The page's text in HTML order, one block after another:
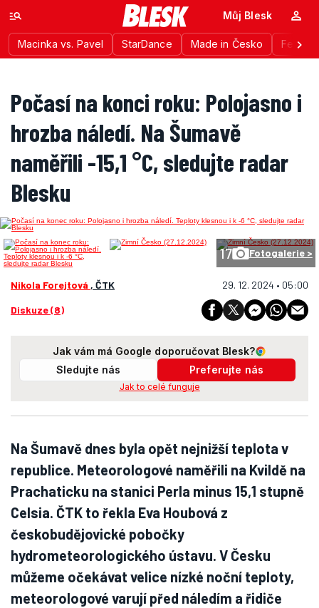
Macinka vs. Pavel StarDance Made in Česko
Můj Blesk
Počasí na konci roku: Polojasno i
hrozba náledí. Na Šumavě
naměřili -15,1 °C, sledujte radar
Blesku
17 Fotogalerie >
Nikola Forejtová , ČTK 29. 12. 2024 • 05:00
Diskuze (8)
Jak vám má Google doporučovat Blesk?
Sledujte nás
Preferujte nás
Jak to celé funguje
Na Šumavě dnes byla opět nejnižší teplota v
republice. Meteorologové naměřili na Kvildě na
Prachaticku na stanici Perla minus 15,1 stupně
Celsia. ČTK to řekla Eva Houbová z
českobudějovické pobočky
hydrometeorologického ústavu. V Česku
můžeme očekávat velice nízké noční teploty,
meteorologové varují před náledím a řidiče